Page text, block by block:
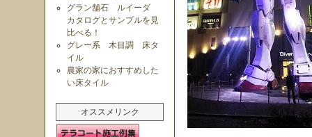
グラン舗石 ルイーダ
カタログとサンプルを見
比べる！
グレー系 木目調 床タ
イル
農家の家におすすめした
い床タイル
オススメリンク